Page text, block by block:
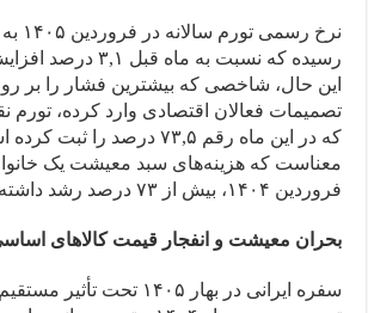
رسیده که نسبت به ماه
این حال، شاخصی که بیشترین فشار را بر
تصمیمات فعالان اقتصادی وارد کرده،
که در این ماه رقم ۷۳,۵ درصد را
معناست که هزینه‌های سبد معیشت یک
فروردین ۱۴۰۴، بیش از ۷۳ درصد رشد داشته است.
بحران معیشت و انفجار قیمت کالاهای
سفره ایرانی در بهار ۱۴۰۵ تحت